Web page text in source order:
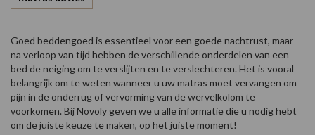
Goed beddengoed is essentieel voor een goede nachtrust, maar
na verloop van tijd hebben de verschillende onderdelen van een
bed de neiging om te verslijten en te verslechteren. Het is vooral
belangrijk om te weten wanneer u uw matras moet vervangen om
pijn in de onderrug of vervorming van de wervelkolom te
voorkomen. Bij Novoly geven we u alle informatie die u nodig hebt
om de juiste keuze te maken, op het juiste moment!